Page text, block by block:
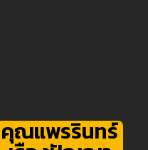
คุณแพรรินทร์